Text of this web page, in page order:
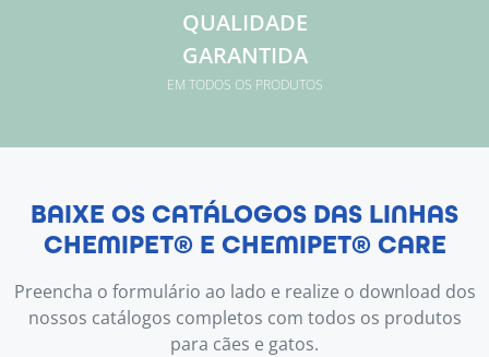
QUALIDADE
GARANTIDA
EM TODOS OS PRODUTOS
BAIXE OS CATÁLOGOS DAS LINHAS
CHEMIPET® E CHEMIPET® CARE
Preencha o formulário ao lado e realize o download dos
nossos catálogos completos com todos os produtos
para cães e gatos.